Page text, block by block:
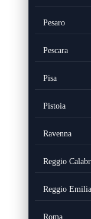
Pesaro
Pescara
Pisa
Pistoia
Ravenna
Reggio
Reggio Emilia
Roma